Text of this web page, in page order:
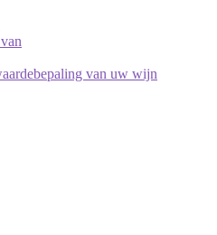
van uw wijn